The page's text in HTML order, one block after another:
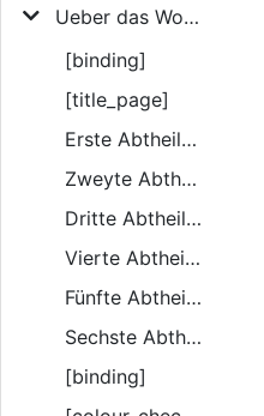
Ueber das Wohlthun und die Dankbarkeit
[binding]
[title_page]
Erste Abtheilung. Als Einladungsschrift zur würdigen Feyer des Weihnachtsfestes herausgegeben
Zweyte Abtheilung. Als Einladungsschrift zur würdigen Feyer des Osterfestes herausgegeben
Dritte Abtheilung. Als Einladungsschrift zur würdigen Feyer des Pfingstfestes herausgegeben
Vierte Abtheilung. Als Einladungsschrift zur würdigen Feyer des Weihnachtsfestes herausgegeben
Fünfte Abtheilung. Als Einladungsschrift zur würdigen Feyer des Osterfestes herausgegeben
Sechste Abtheilung. Als Einladungsschrift zur würdigen Feyer des Pfingstfestes herausgegeben
[binding]